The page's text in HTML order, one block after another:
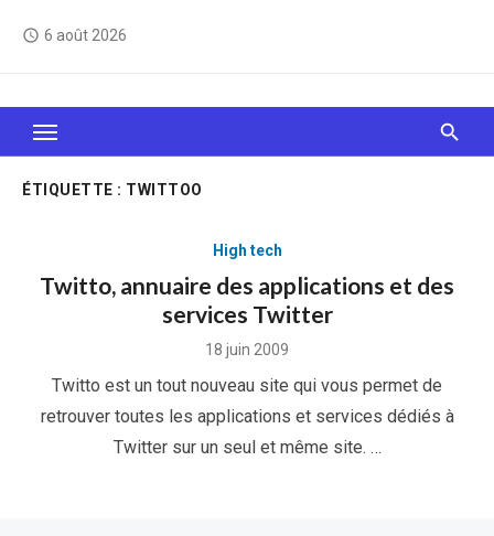
access_time 6 août 2026
Le Web, c'est comme une boîte de chocolats… On
sait jamais sur quoi on va tomber !
ÉTIQUETTE : TWITTOO
High tech
Twitto, annuaire des applications et des
services Twitter
Posted
18 juin 2009
Twitto est un tout nouveau site qui vous permet de
retrouver toutes les applications et services dédiés à
Twitter sur un seul et même site. …